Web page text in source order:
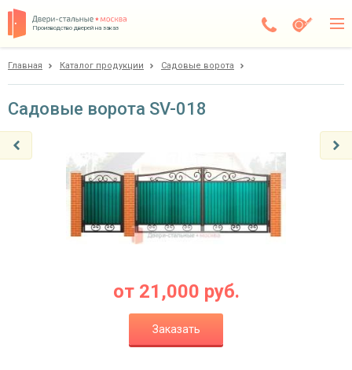
Производство дверей на заказ
Установка
Галерея
Акции
О компании
Главная Каталог продукции Садовые ворота
Садовые ворота SV-018
от 21,000 руб.
Заказать